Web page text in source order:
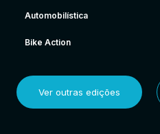
Automobilística
Bike Action
Ver outras edições